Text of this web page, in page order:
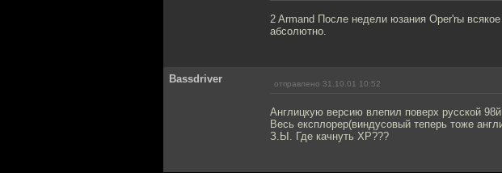
2 Armand После недели юзания Oper'rы
абсолютно.
Bassdriver отправлено 31.10.01 10:52
Англицкую версию влепил поверх русской
Весь експлорер(виндусовый теперь тоже
З.Ы. Где качнуть XP???